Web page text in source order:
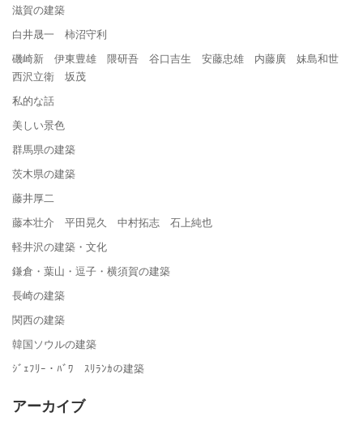
滋賀の建築
白井晟一 柿沼守利
磯崎新 伊東豊雄 隈研吾 谷口吉生 安藤忠雄 内藤廣 妹島和世
西沢立衛 坂茂
私的な話
美しい景色
群馬県の建築
茨木県の建築
藤井厚二
藤本壮介 平田晃久 中村拓志 石上純也
軽井沢の建築・文化
鎌倉・葉山・逗子・横須賀の建築
長崎の建築
関西の建築
韓国ソウルの建築
ｼﾞｪﾌﾘｰ・ﾊﾞﾜ ｽﾘﾗﾝｶの建築
アーカイブ